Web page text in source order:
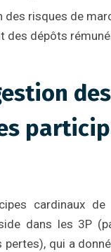
des risques de
des dépôts
des
cardinaux
dans les 3P
qui a